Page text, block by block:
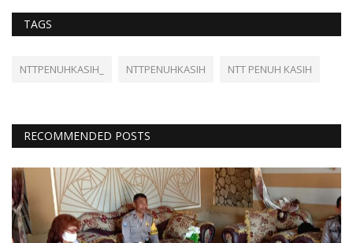
TAGS
NTTPENUHKASIH_ NTTPENUHKASIH NTT PENUH KASIH
RECOMMENDED POSTS